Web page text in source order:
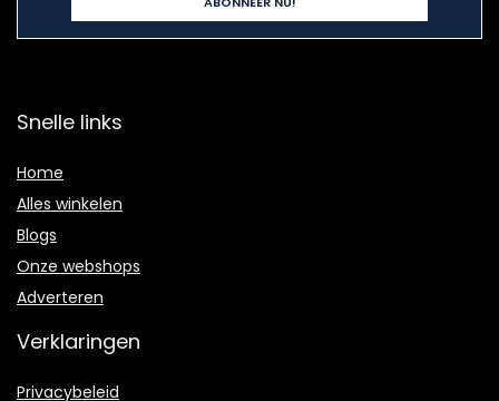
Snelle links
Home
Alles winkelen
Blogs
Onze webshops
Adverteren
Verklaringen
Privacybeleid